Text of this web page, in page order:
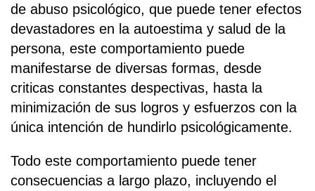
de abuso psicológico, que puede tener efectos
devastadores en la autoestima y salud de la
persona, este comportamiento puede
manifestarse de diversas formas, desde
criticas constantes despectivas, hasta la
minimización de sus logros y esfuerzos con la
única intención de hundirlo psicológicamente.
Todo este comportamiento puede tener
consecuencias a largo plazo, incluyendo el